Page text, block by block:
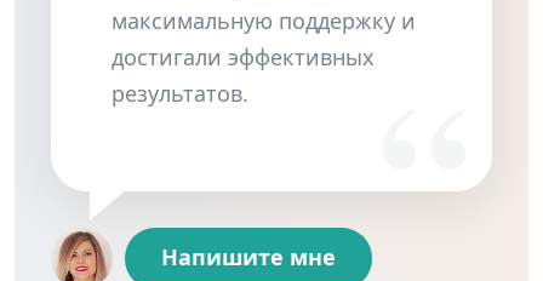
максимальную поддержку и
достигали эффективных
результатов.
Напишите мне